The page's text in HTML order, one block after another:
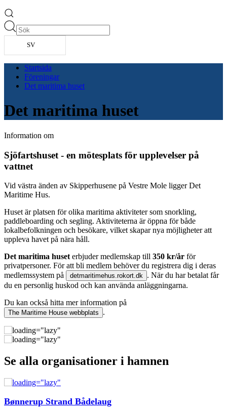
SV
Startsida
Föreningar
Det maritima huset
Det maritima huset
Information om
Sjöfartshuset - en mötesplats för upplevelser på
vattnet
Vid västra änden av Skipperhusene på Vestre Mole ligger Det
Maritime Hus.
Huset är platsen för olika maritima aktiviteter som snorkling,
paddleboarding och segling. Aktiviteterna är öppna för både
lokalbefolkningen och besökare, vilket skapar nya möjligheter att
uppleva havet på nära håll.
Det maritima huset erbjuder medlemskap till 350 kr/år för
privatpersoner. För att bli medlem behöver du registrera dig i deras
medlemssystem på
detmaritimehus.rokort.dk . När du har betalat får
du en personlig huskod och kan använda anläggningarna.
Du kan också hitta mer information på
The Maritime House webbplats .
Se alla organisationer i hamnen
Bønnerup Strand Bådelaug